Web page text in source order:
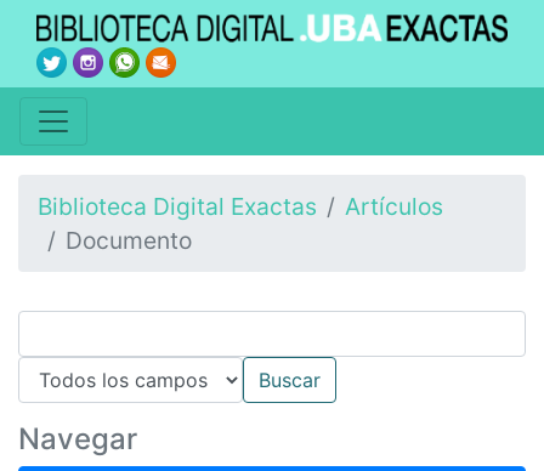
Biblioteca Digital Exactas
Artículos
Documento
Navegar